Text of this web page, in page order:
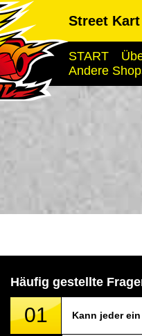
Street
START
Andere
Häufig gestellte
01 Kann jeder